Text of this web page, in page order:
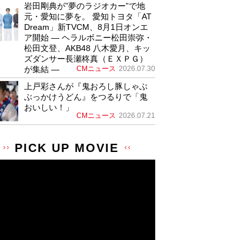
岩田剛典が”夢のラジオカー”で地
元・愛知に夢を。 愛知トヨタ「AT
Dream」新TVCM、8月1日オンエ
ア開始 ― ヘラルボニー松田崇弥・
松田文登、AKB48 八木愛月、キッ
ズダンサー長瀬柊真（ＥＸＰＧ）
が集結 ―
CMニュース 2026.07.30
上戸彩さんが『鬼おろし豚しゃぶ
ぶっかけうどん』をつるりで「鬼
おいしい！」
CMニュース 2026.07.21
PICK UP MOVIE